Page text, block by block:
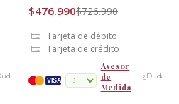
cuotas
$476.990$726.990
Tarjeta de débito
Tarjeta de crédito
VISA
Asesor
de
Medida
¿Dudas?